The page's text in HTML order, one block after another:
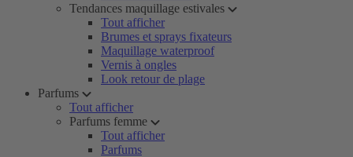
Tendances maquillage estivales
Tout afficher
Brumes et sprays fixateurs
Maquillage waterproof
Vernis à ongles
Look retour de plage
Parfums
Tout afficher
Parfums femme
Tout afficher
Parfums